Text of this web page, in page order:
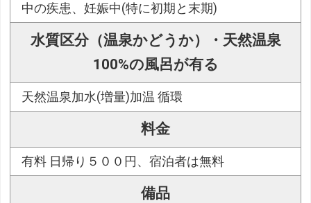
中の疾患、妊娠中(特に初期と末期)
水質区分（温泉かどうか）・天然温泉
100%の風呂が有る
天然温泉加水(増量)加温 循環
料金
有料 日帰り５００円、宿泊者は無料
備品